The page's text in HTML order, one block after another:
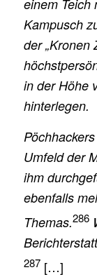
einem Teich
Kampusch
der „Kronen
in der Höhe
hinterlegen.
Umfeld der
ihm
ebenfalls
Themas.286
287[…]